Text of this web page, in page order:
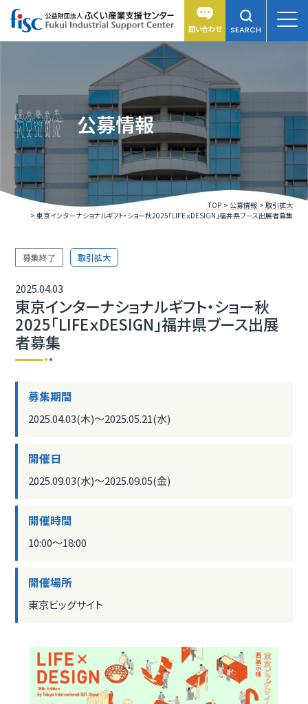
問い合わせ SEARCH
公募情報
TOP 公募情報
取引拡大
東京インターナショナルギフト・ショー秋2025「LIFEｘDESIGN」福井県ブース出展者募集
募集終了 取引拡大
2025.04.03
東京インターナショナルギフト・ショー秋
2025「LIFEｘDESIGN」福井県ブース出展
者募集
募集期間
2025.04.03(木)〜2025.05.21(水)
開催日
2025.09.03(水)〜2025.09.05(金)
開催時間
10:00〜18:00
開催場所
東京ビッグサイト